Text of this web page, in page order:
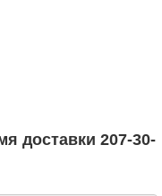
доставки 207-30-